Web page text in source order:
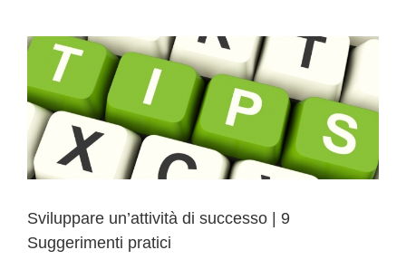
retributivo
uomo
donna
Sviluppare un’attività di successo | 9
Suggerimenti pratici